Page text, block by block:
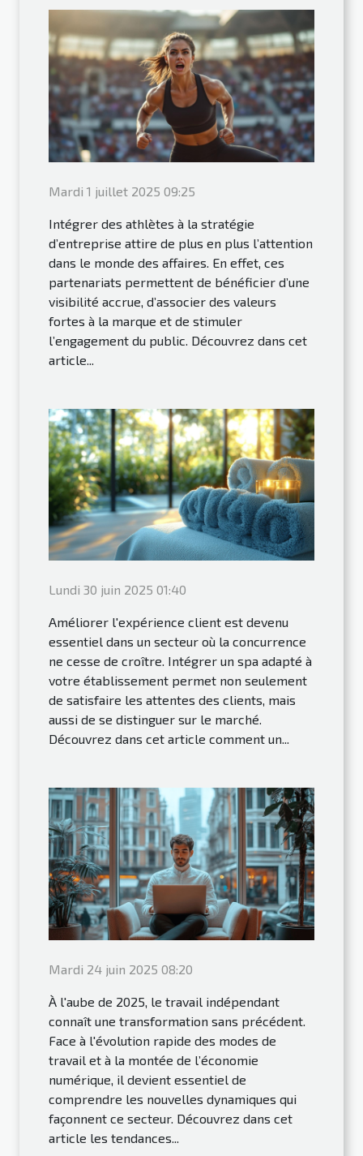
Mardi 1 juillet 2025 09:25
Intégrer des athlètes à la stratégie
d’entreprise attire de plus en plus l’attention
dans le monde des affaires. En effet, ces
partenariats permettent de bénéficier d’une
visibilité accrue, d’associer des valeurs
fortes à la marque et de stimuler
l’engagement du public. Découvrez dans cet
article...
Lundi 30 juin 2025 01:40
Améliorer l'expérience client est devenu
essentiel dans un secteur où la concurrence
ne cesse de croître. Intégrer un spa adapté à
votre établissement permet non seulement
de satisfaire les attentes des clients, mais
aussi de se distinguer sur le marché.
Découvrez dans cet article comment un...
Mardi 24 juin 2025 08:20
À l'aube de 2025, le travail indépendant
connaît une transformation sans précédent.
Face à l'évolution rapide des modes de
travail et à la montée de l’économie
numérique, il devient essentiel de
comprendre les nouvelles dynamiques qui
façonnent ce secteur. Découvrez dans cet
article les tendances...